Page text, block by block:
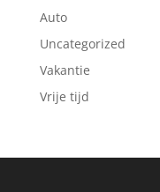
Auto
Uncategorized
Vakantie
Vrije tijd